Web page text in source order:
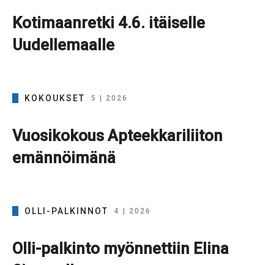
Kotimaanretki 4.6. itäiselle
Uudellemaalle
KOKOUKSET 5 | 2026
Vuosikokous Apteekkariliiton
emännöimänä
OLLI-PALKINNOT 4 | 2026
Olli-palkinto myönnettiin Elina